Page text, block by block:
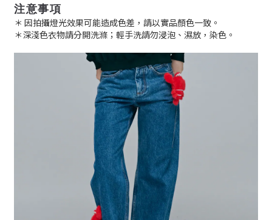
注意事項
＊ 因拍攝燈光效果可能造成色差，請以實品顏色一致。
＊深淺色衣物請分開洗滌；輕手洗請勿浸泡、濕放，染色。